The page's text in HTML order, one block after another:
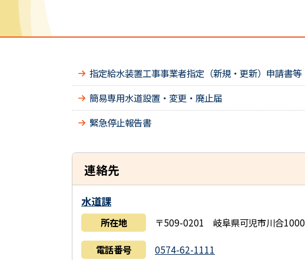
指定給水装置工事事業者指定（新規・更新）申請書等
簡易専用水道設置・変更・廃止届
緊急停止報告書
連絡先
水道課
所在地 〒509-0201 岐阜県可児市川合1000
電話番号 0574-62-1111